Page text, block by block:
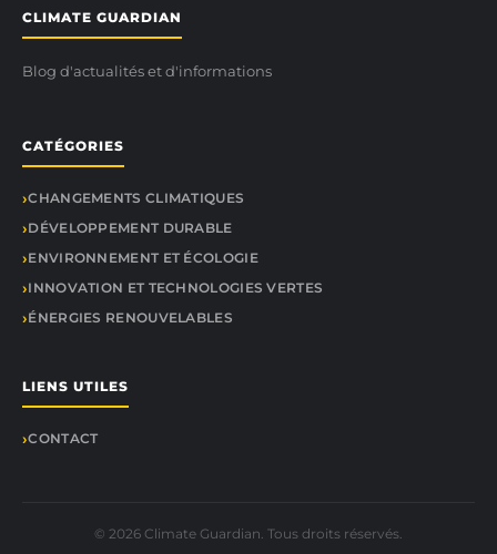
CLIMATE GUARDIAN
Blog d'actualités et d'informations
CATÉGORIES
CHANGEMENTS CLIMATIQUES
DÉVELOPPEMENT DURABLE
ENVIRONNEMENT ET ÉCOLOGIE
INNOVATION ET TECHNOLOGIES VERTES
ÉNERGIES RENOUVELABLES
LIENS UTILES
CONTACT
© 2026 Climate Guardian. Tous droits réservés.